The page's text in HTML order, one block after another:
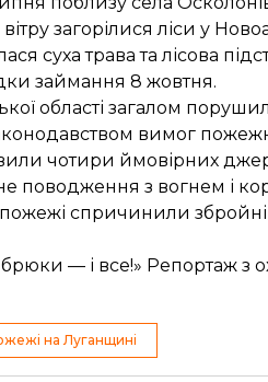
загорілися ліси у
суха трава та лісова
займання 8 жовтня.
області загалом
вимог
чотири ймовірних
з вогнем і
спричинили збройні
брюки — і все!» Репортаж
на Луганщині